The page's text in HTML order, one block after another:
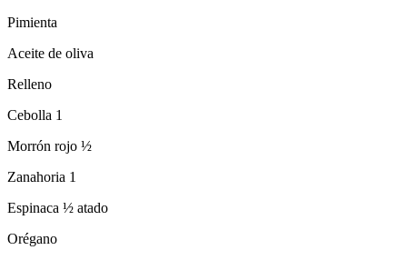
Pimienta
Aceite de oliva
Relleno
Cebolla 1
Morrón rojo ½
Zanahoria 1
Espinaca ½ atado
Orégano